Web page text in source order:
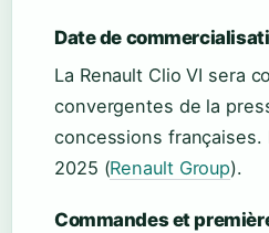
Date de
La Renault Clio VI sera
convergentes de la
concessions
2025 (Renault Group).
Commandes et